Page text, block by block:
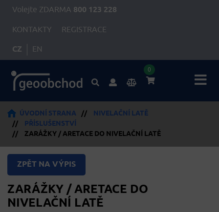
Volejte ZDARMA 800 123 228
KONTAKTY REGISTRACE
CZ EN
0
ÚVODNÍ STRANA //
NIVELAČNÍ LATĚ
//
PŘÍSLUŠENSTVÍ
//
ZARÁŽKY / ARETACE DO NIVELAČNÍ LATĚ
ZPĚT NA VÝPIS
ZARÁŽKY / ARETACE DO
NIVELAČNÍ LATĚ